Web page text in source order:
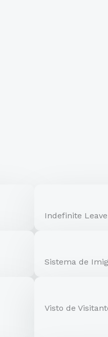
Indefinite
Sistema de
Visto de